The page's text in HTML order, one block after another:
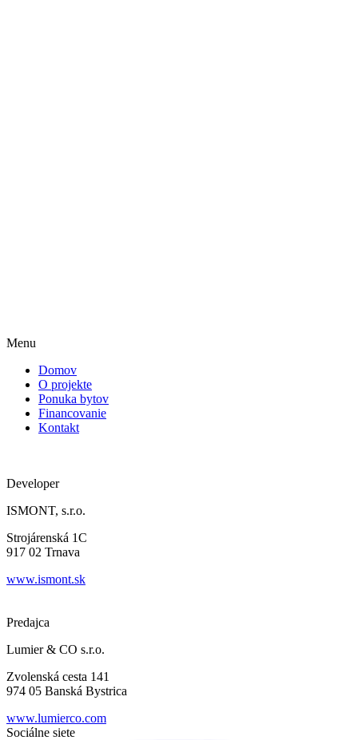
Menu
Domov
O projekte
Ponuka bytov
Financovanie
Kontakt
Developer
ISMONT, s.r.o.
Strojárenská 1C
917 02 Trnava
www.ismont.sk
Predajca
Lumier & CO s.r.o.
Zvolenská cesta 141
974 05 Banská Bystrica
www.lumierco.com
Sociálne siete